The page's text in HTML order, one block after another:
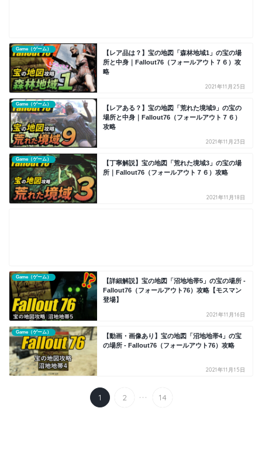
Game（ゲーム）
【レア品は？】宝の地図「森林地域1」の宝の場
所と中身｜Fallout76（フォールアウト７６）攻
略
2021年11月25日
Game（ゲーム）
【レアある？】宝の地図「荒れた境域9」の宝の
場所と中身｜Fallout76（フォールアウト７６）
攻略
2021年11月23日
Game（ゲーム）
【丁寧解説】宝の地図「荒れた境域3」の宝の場
所｜Fallout76（フォールアウト７６）攻略
2021年11月18日
Game（ゲーム）
【詳細解説】宝の地図「沼地地帯5」の宝の場所 -
Fallout76（フォールアウト76）攻略【モスマン
登場】
2021年11月16日
Game（ゲーム）
【動画・画像あり】宝の地図「沼地地帯4」の宝
の場所 - Fallout76（フォールアウト76）攻略
2021年11月15日
1 2 ... 14